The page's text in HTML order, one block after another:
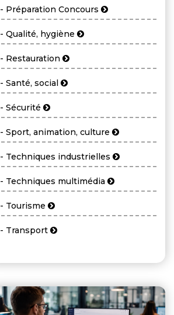
- Préparation Concours
- Qualité, hygiène
- Restauration
- Santé, social
- Sécurité
- Sport, animation, culture
- Techniques industrielles
- Techniques multimédia
- Tourisme
- Transport